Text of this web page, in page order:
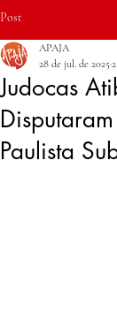
Post
Judocas
Paulista
APAJA
28 de jul. de 2025